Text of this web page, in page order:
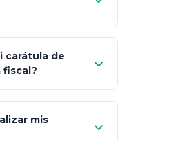
carátula de
fiscal?
> "Documentos"
mis